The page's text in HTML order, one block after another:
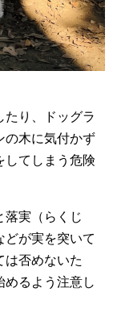
たり、ドッグラ
の木に気付かず
してしまう危険
落実（らくじ
どが実を突いて
は否めないた
めるよう注意し